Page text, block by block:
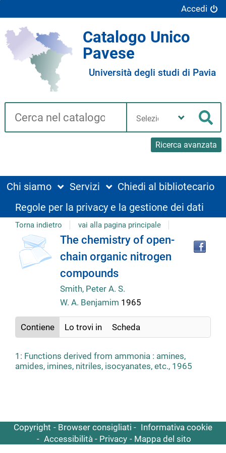
Accedi
Catalogo Unico
Pavese
Università degli studi di Pavia
Cerca su "Catalogo"
Ricerca avanzata
biblioteca
Chi siamo Servizi
Chiedi al bibliotecario
Regole per la privacy e la gestione dei dati
Torna indietro vai alla pagina principale
Dettaglio
del
documento
copertina
The chemistry of open-
chain organic nitrogen
compounds
Smith, Peter A. S.
W. A. Benjamim 1965
Contiene Lo trovi in Scheda
1: Functions derived from ammonia : amines,
amides, imines, nitriles, isocyanates, etc., 1965
Copyright Browser consigliati
Informativa cookie
Accessibilità
Privacy Mappa del sito